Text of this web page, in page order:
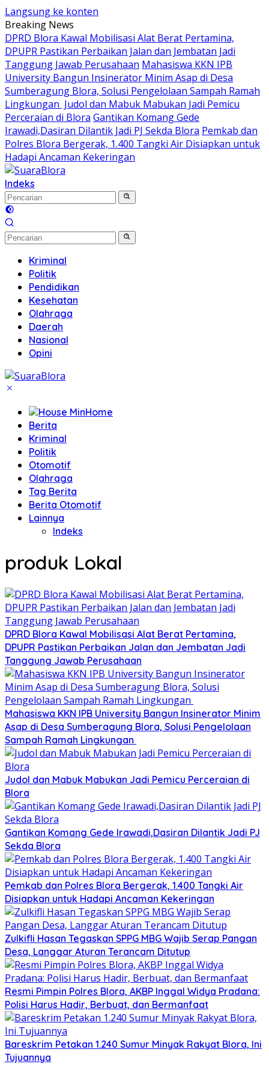
Langsung ke konten
Breaking News
DPRD Blora Kawal Mobilisasi Alat Berat Pertamina,
DPUPR Pastikan Perbaikan Jalan dan Jembatan Jadi
Tanggung Jawab Perusahaan Mahasiswa KKN IPB
University Bangun Insinerator Minim Asap di Desa
Sumberagung Blora, Solusi Pengelolaan Sampah Ramah
Lingkungan ‎ Judol dan Mabuk Mabukan Jadi Pemicu
Perceraian di Blora Gantikan Komang Gede
Irawadi,Dasiran Dilantik Jadi PJ Sekda Blora Pemkab dan
Polres Blora Bergerak, 1.400 Tangki Air Disiapkan untuk
Hadapi Ancaman Kekeringan
Indeks
Kriminal
Politik
Pendidikan
Kesehatan
Olahraga
Daerah
Nasional
Opini
Home
Berita
Kriminal
Politik
Otomotif
Olahraga
Tag Berita
Berita Otomotif
Lainnya
Indeks
produk Lokal
DPRD Blora Kawal Mobilisasi Alat Berat Pertamina,
DPUPR Pastikan Perbaikan Jalan dan Jembatan Jadi
Tanggung Jawab Perusahaan
Mahasiswa KKN IPB University Bangun Insinerator Minim
Asap di Desa Sumberagung Blora, Solusi Pengelolaan
Sampah Ramah Lingkungan ‎
Judol dan Mabuk Mabukan Jadi Pemicu Perceraian di
Blora
Gantikan Komang Gede Irawadi,Dasiran Dilantik Jadi PJ
Sekda Blora
Pemkab dan Polres Blora Bergerak, 1.400 Tangki Air
Disiapkan untuk Hadapi Ancaman Kekeringan
Zulkifli Hasan Tegaskan SPPG MBG Wajib Serap Pangan
Desa, Langgar Aturan Terancam Ditutup
Resmi Pimpin Polres Blora, AKBP Inggal Widya Pradana:
Polisi Harus Hadir, Berbuat, dan Bermanfaat
Bareskrim Petakan 1.240 Sumur Minyak Rakyat Blora, Ini
Tujuannya